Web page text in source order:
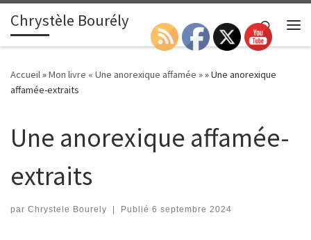
Passer au contenu
Chrystèle Bourély
Search
Accueil»Mon livre « Une anorexique affamée »»Une anorexique
affamée-extraits
Une anorexique affamée-
extraits
par Chrystele Bourely | Publié 6 septembre 2024